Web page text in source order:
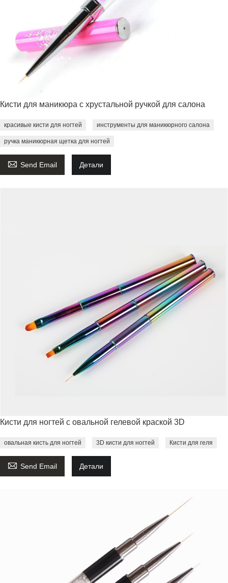
Кисти для маникюра с хрустальной ручкой для салона
красивые кисти для ногтей инструменты для маникюрного салона
ручка маникюрная щетка для ногтей
 Send Email Детали
Кисти для ногтей с овальной гелевой краской 3D
овальная кисть для ногтей 3D кисти для ногтей Кисти для геля
 Send Email Детали